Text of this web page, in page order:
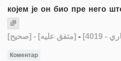
којем је он био пре него
[صحيح] - [متفق عليه] -
Коментар